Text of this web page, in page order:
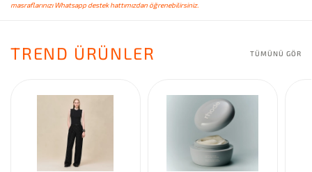
masraflarınızı Whatsapp destek hattımızdan öğrenebilirsiniz.
TREND ÜRÜNLER TÜMÜNÜ GÖR